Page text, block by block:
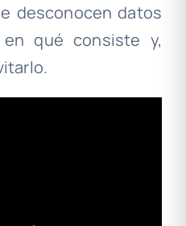
desconocen datos
qué consiste y,